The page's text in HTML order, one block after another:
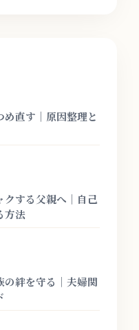
直す｜原因整理と
クする父親へ｜自己
方法
絆を守る｜夫婦関